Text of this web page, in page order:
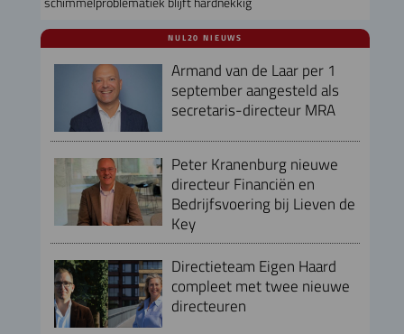
NUL20 NIEUWS
Armand van de Laar per 1
september aangesteld als
secretaris-directeur MRA
Peter Kranenburg nieuwe
directeur Financiën en
Bedrijfsvoering bij Lieven de
Key
Directieteam Eigen Haard
compleet met twee nieuwe
directeuren